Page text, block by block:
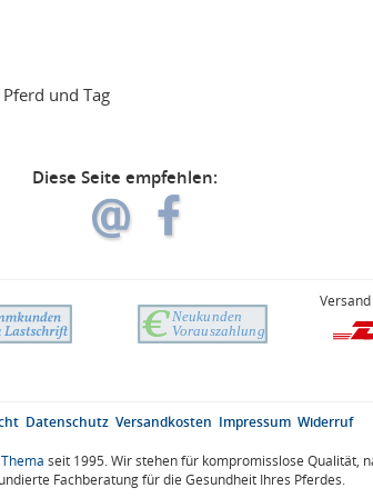
und Tag
Diese Seite empfehlen:
Datenschutz Versandkosten Impressum Widerruf
seit 1995. Wir stehen für kompromisslose Qualität,
Fachberatung für die Gesundheit Ihres Pferdes.